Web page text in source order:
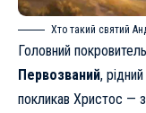
Хто такий святий
Головний
Первозваний,
покликав Христос —